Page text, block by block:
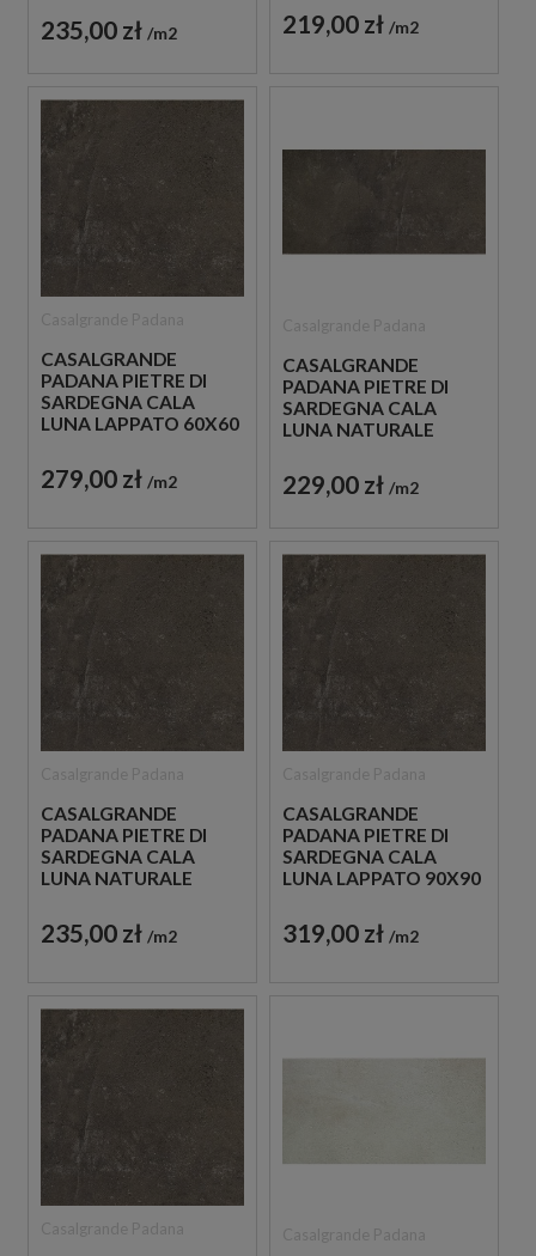
GRESOWE IMITUJĄCE
BETON
235,00 zł m2
GRESOWE IMITUJĄCE
BETON
219,00 zł m2
CASALGRANDE
PADANA PIETRE DI
SARDEGNA CALA
LUNA LAPPATO 60X60
IMITUJĄCE BETON
279,00 zł m2
CASALGRANDE
PADANA PIETRE DI
SARDEGNA CALA
LUNA NATURALE
GRESOWE IMITUJĄCE
BETON
229,00 zł m2
CASALGRANDE
PADANA PIETRE DI
SARDEGNA CALA
LUNA NATURALE
GRESOWE IMITUJĄCE
BETON
235,00 zł m2
CASALGRANDE
PADANA PIETRE DI
SARDEGNA CALA
LUNA LAPPATO 90X90
IMITUJĄCE BETON
319,00 zł m2